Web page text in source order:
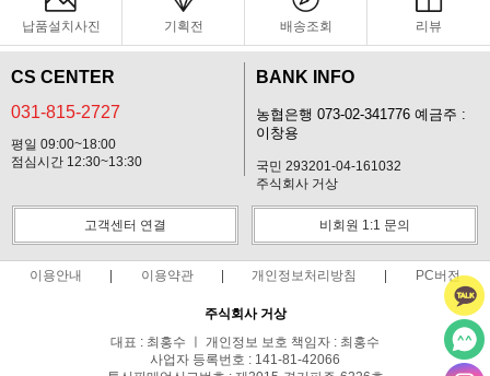
납품설치사진 기획전 배송조회 리뷰
CS CENTER
031-815-2727
평일 09:00~18:00
점심시간 12:30~13:30
BANK INFO
농협은행 073-02-341776 예금주 :
이창용
국민 293201-04-161032
주식회사 거상
고객센터 연결 비회원 1:1 문의
이용안내 이용약관 개인정보처리방침 PC버전
주식회사 거상
대표 : 최홍수 ㅣ 개인정보 보호 책임자 : 최홍수
사업자 등록번호 : 141-81-42066